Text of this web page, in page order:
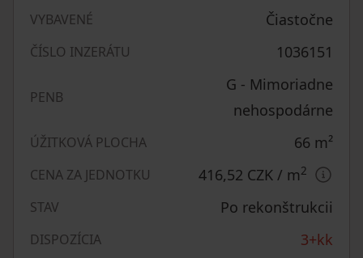
VYBAVENÉ Čiastočne
ČÍSLO INZERÁTU 1036151
PENB
G - Mimoriadne
nehospodárne
ÚŽITKOVÁ PLOCHA 66 m²
CENA ZA JEDNOTKU 416,52 CZK / m2
STAV Po rekonštrukcii
DISPOZÍCIA 3+kk